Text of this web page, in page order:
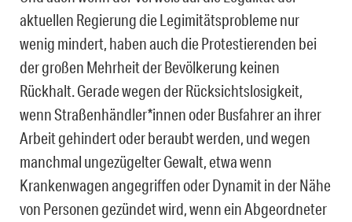
aktuellen Regierung die Legimitätsprobleme nur
wenig mindert, haben auch die Protestierenden bei
der großen Mehrheit der Bevölkerung keinen
Rückhalt. Gerade wegen der Rücksichtslosigkeit,
wenn Straßenhändler*innen oder Busfahrer an ihrer
Arbeit gehindert oder beraubt werden, und wegen
manchmal ungezügelter Gewalt, etwa wenn
Krankenwagen angegriffen oder Dynamit in der Nähe
von Personen gezündet wird, wenn ein Abgeordneter